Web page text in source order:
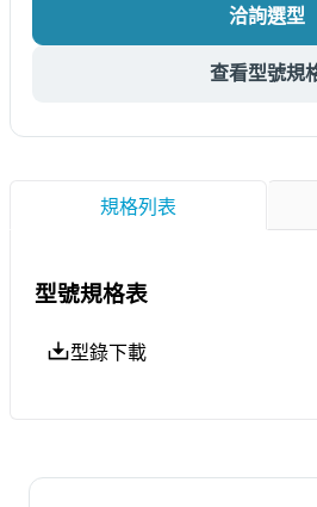
洽詢選型
查看型號規
規格列表
型號規格表
型錄下載